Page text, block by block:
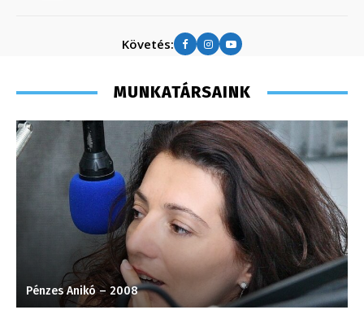
Követés:
MUNKATÁRSAINK
Pénzes Anikó – 2008